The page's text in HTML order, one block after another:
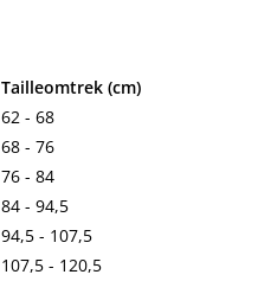
Tailleomtrek (cm)
62 - 68
68 - 76
76 - 84
84 - 94,5
94,5 - 107,5
107,5 - 120,5